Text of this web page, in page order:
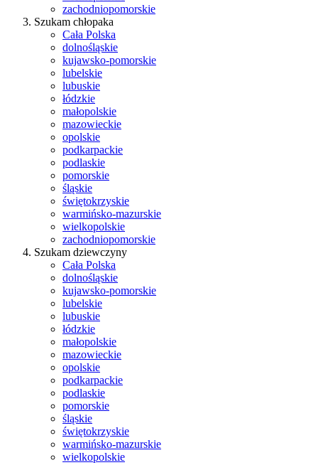
zachodniopomorskie
Szukam chłopaka
Cała Polska
dolnośląskie
kujawsko-pomorskie
lubelskie
lubuskie
łódzkie
małopolskie
mazowieckie
opolskie
podkarpackie
podlaskie
pomorskie
śląskie
świętokrzyskie
warmińsko-mazurskie
wielkopolskie
zachodniopomorskie
Szukam dziewczyny
Cała Polska
dolnośląskie
kujawsko-pomorskie
lubelskie
lubuskie
łódzkie
małopolskie
mazowieckie
opolskie
podkarpackie
podlaskie
pomorskie
śląskie
świętokrzyskie
warmińsko-mazurskie
wielkopolskie